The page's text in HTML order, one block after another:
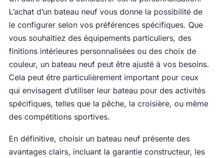
L’achat d’un bateau neuf vous donne la possibilité de
le configurer selon vos préférences spécifiques. Que
vous souhaitiez des équipements particuliers, des
finitions intérieures personnalisées ou des choix de
couleur, un bateau neuf peut être ajusté à vos besoins.
Cela peut être particulièrement important pour ceux
qui envisagent d’utiliser leur bateau pour des activités
spécifiques, telles que la pêche, la croisière, ou même
des compétitions sportives.
En définitive, choisir un bateau neuf présente des
avantages clairs, incluant la garantie constructeur, les